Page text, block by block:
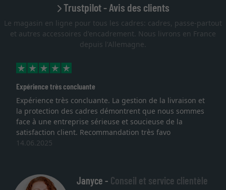
Trustpilot - Avis des clients
Le magasin en ligne pour tous les cadres: cadres, passe-partout
et autres accessoires d'encadrement. Nous livrons en France
depuis l'Allemagne.
Expérience très concluante
Expérience très concluante. La gestion de la livraison et
la protection des cadres démontrent que nous sommes
face à une entreprise sérieuse et soucieuse de la
satisfaction client. Recommandation très favo
14.06.2025
Janyce - Conseil et service clientèle